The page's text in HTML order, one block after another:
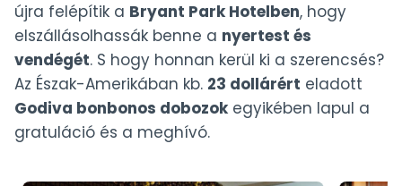
újra felépítik a Bryant Park Hotelben, hogy
elszállásolhassák benne a nyertest és
vendégét. S hogy honnan kerül ki a szerencsés?
Az Észak-Amerikában kb. 23 dollárért eladott
Godiva bonbonos dobozok egyikében lapul a
gratuláció és a meghívó.